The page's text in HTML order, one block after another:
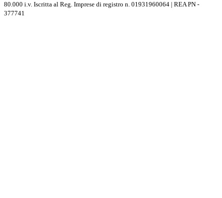
80.000 i.v. Iscritta al Reg. Imprese di registro n. 01931960064 | REA PN -
377741